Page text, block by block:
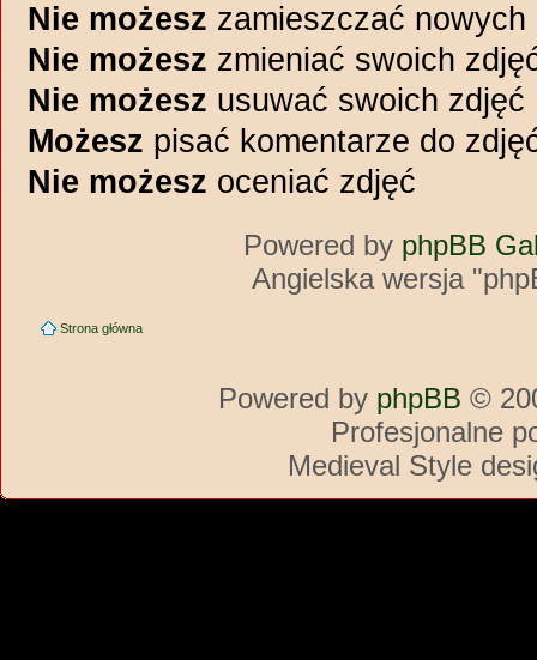
Nie możesz zamieszczać nowych
Nie możesz zmieniać swoich
Nie możesz usuwać swoich zdjęć
Możesz pisać komentarze do
Nie możesz oceniać zdjęć
Powered by phpBB
Angielska wersja
Strona główna
Powered by phpBB ©
Profesjonalne
Medieval Style